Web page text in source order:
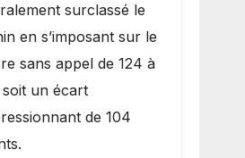
surclassé le
en s’imposant sur le
sans appel de 124 à
un écart
de 104